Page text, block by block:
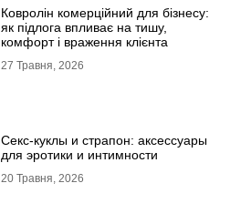
Ковролін комерційний для бізнесу:
як підлога впливає на тишу,
комфорт і враження клієнта
27 Травня, 2026
Секс-куклы и страпон: аксессуары
для эротики и интимности
20 Травня, 2026